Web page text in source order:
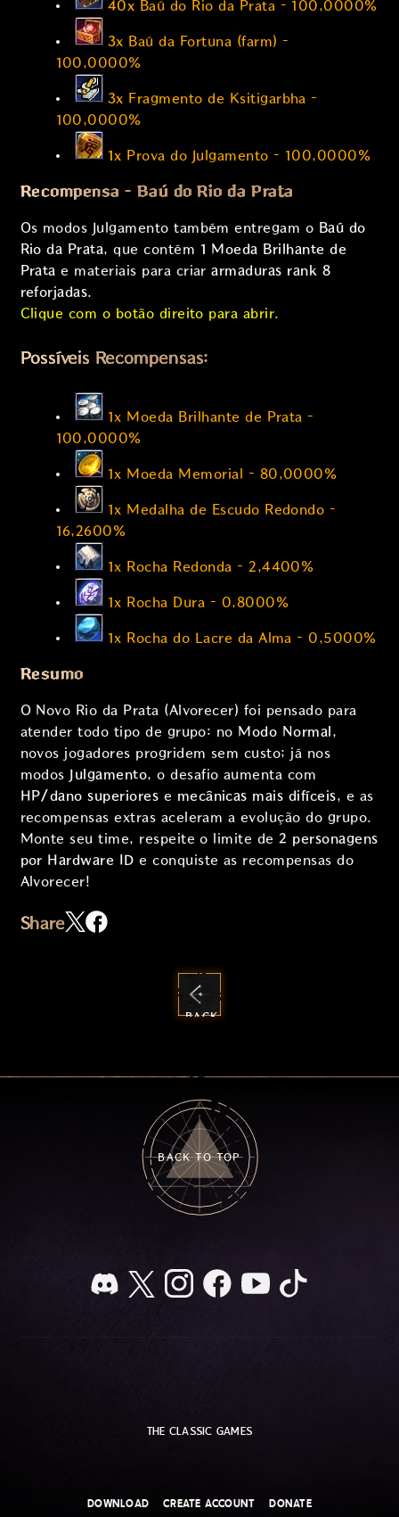
40x Baú do Rio da Prata – 100,0000%
3x Baú da Fortuna (farm) –
100,0000%
3x Fragmento de Ksitigarbha –
100,0000%
1x Prova do Julgamento – 100,0000%
Recompensa – Baú do Rio da Prata
Os modos Julgamento também entregam o Baú do
Rio da Prata, que contém 1 Moeda Brilhante de
Prata e materiais para criararmaduras rank 8
reforjadas.
Clique com o botão direito para abrir.
Possíveis Recompensas:
1x Moeda Brilhante de Prata –
100,0000%
1x Moeda Memorial – 80,0000%
1x Medalha de Escudo Redondo –
16,2600%
1x Rocha Redonda – 2,4400%
1x Rocha Dura – 0,8000%
1x Rocha do Lacre da Alma – 0,5000%
Resumo
O Novo Rio da Prata (Alvorecer) foi pensado para
atender todo tipo de grupo: no Modo Normal ,
novos jogadores progridem sem custo; já nos
modos Julgamento, o desafio aumenta com
HP/dano superiores e mecânicas mais difíceis, e as
recompensas extras aceleram a evolução do grupo.
Monte seu time, respeite o limite de2 personagens
por Hardware ID e conquiste as recompensas do
Alvorecer!
Share
BACK
BACK TO TOP
THE CLASSIC GAMES
DOWNLOAD CREATE ACCOUNT DONATE